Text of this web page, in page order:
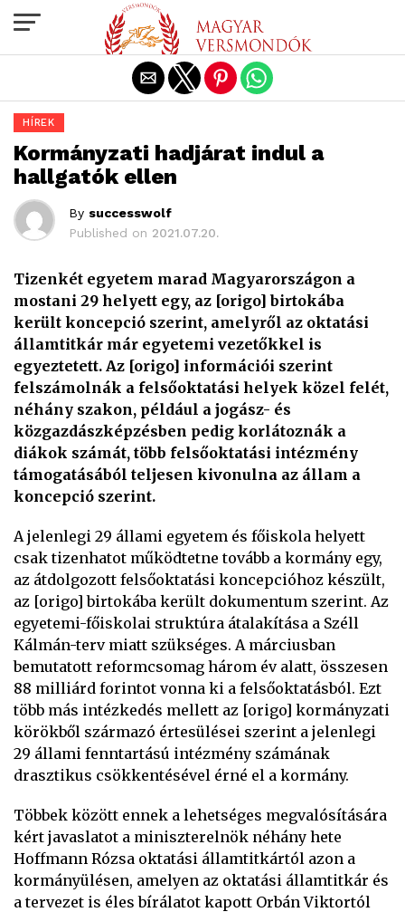
HÍREK
Kormányzati hadjárat indul a
hallgatók ellen
By successwolf
Published on 2021.07.20.
Tizenkét egyetem marad Magyarországon a
mostani 29 helyett egy, az [origo] birtokába
került koncepció szerint, amelyről az oktatási
államtitkár már egyetemi vezetőkkel is
egyeztetett. Az [origo] információi szerint
felszámolnák a felsőoktatási helyek közel felét,
néhány szakon, például a jogász- és
közgazdászképzésben pedig korlátoznák a
diákok számát, több felsőoktatási intézmény
támogatásából teljesen kivonulna az állam a
koncepció szerint.
A jelenlegi 29 állami egyetem és főiskola helyett
csak tizenhatot működtetne tovább a kormány egy,
az átdolgozott felsőoktatási koncepcióhoz készült,
az [origo] birtokába került dokumentum szerint. Az
egyetemi-főiskolai struktúra átalakítása a Széll
Kálmán-terv miatt szükséges. A márciusban
bemutatott reformcsomag három év alatt, összesen
88 milliárd forintot vonna ki a felsőoktatásból. Ezt
több más intézkedés mellett az [origo] kormányzati
körökből származó értesülései szerint a jelenlegi
29 állami fenntartású intézmény számának
drasztikus csökkentésével érné el a kormány.
Többek között ennek a lehetséges megvalósítására
kért javaslatot a miniszterelnök néhány hete
Hoffmann Rózsa oktatási államtitkártól azon a
kormányülésen, amelyen az oktatási államtitkár és
a tervezet is éles bírálatot kapott Orbán Viktortól
Exit mobile version